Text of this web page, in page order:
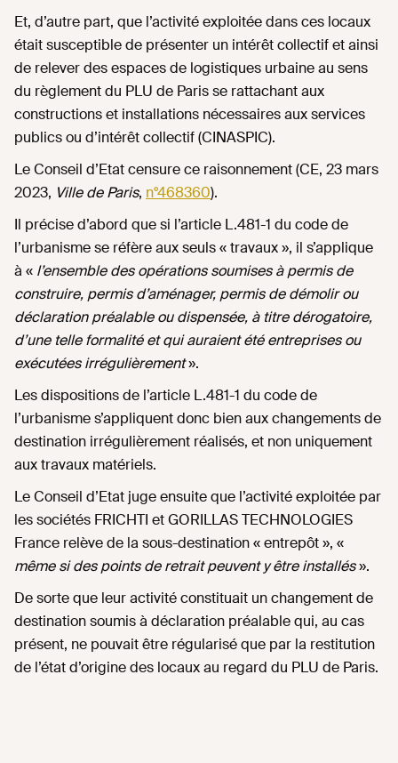
Et, d’autre part, que l’activité exploitée dans ces locaux
était susceptible de présenter un intérêt collectif et ainsi
de relever des espaces de logistiques urbaine au sens
du règlement du PLU de Paris se rattachant aux
constructions et installations nécessaires aux services
publics ou d’intérêt collectif (CINASPIC).
Le Conseil d’Etat censure ce raisonnement (CE, 23 mars
2023, Ville de Paris, n°468360).
Il précise d’abord que si l’article L.481-1 du code de
l’urbanisme se réfère aux seuls « travaux », il s’applique
à « l’ensemble des opérations soumises à permis de
construire, permis d’aménager, permis de démolir ou
déclaration préalable ou dispensée, à titre dérogatoire,
d’une telle formalité et qui auraient été entreprises ou
exécutées irrégulièrement».
Les dispositions de l’article L.481-1 du code de
l’urbanisme s’appliquent donc bien aux changements de
destination irrégulièrement réalisés, et non uniquement
aux travaux matériels.
Le Conseil d’Etat juge ensuite que l’activité exploitée par
les sociétés FRICHTI et GORILLAS TECHNOLOGIES
France relève de la sous-destination « entrepôt », «
même si des points de retrait peuvent y être installés».
De sorte que leur activité constituait un changement de
destination soumis à déclaration préalable qui, au cas
présent, ne pouvait être régularisé que par la restitution
de l’état d’origine des locaux au regard du PLU de Paris.